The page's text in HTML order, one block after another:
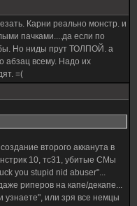
Карни реально монстр. и
пачками....да если по
Но ниды прут ТОЛПОЙ. а
абзац всему. Надо их
=(
второго акканута в
10, тс31, убитые СМы
you stupid nid abuser"...
риперов на капе/декапе...
узнаете", или зря все немцы